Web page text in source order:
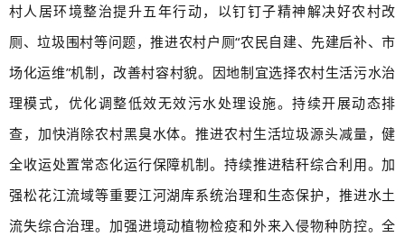
村人居环境整治提升五年行动，以钉钉子精神解决好农村改
厕、垃圾围村等问题，推进农村户厕“农民自建、先建后补、市
场化运维”机制，改善村容村貌。因地制宜选择农村生活污水治
理模式，优化调整低效无效污水处理设施。持续开展动态排
查，加快消除农村黑臭水体。推进农村生活垃圾源头减量，健
全收运处置常态化运行保障机制。持续推进秸秆综合利用。加
强松花江流域等重要江河湖库系统治理和生态保护，推进水土
流失综合治理。加强进境动植物检疫和外来入侵物种防控。全